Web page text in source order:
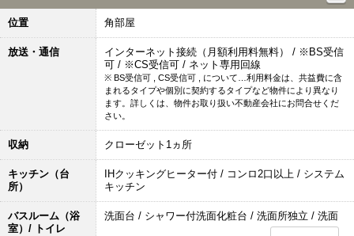
位置 角部屋
放送・通信
インターネット接続（月額利用料無料） / ※BS受信
可 / ※CS受信可 / ネット専用回線
※ BS受信可 , CS受信可 , について…利用料金は、共益費に含
まれるタイプや個別に契約するタイプなど物件により異なり
ます。詳しくは、物件お取り扱い不動産会社にお問合せくだ
さい。
収納 クローゼット1ヵ所
キッチン（台
所）
IHクッキングヒーター付 / コンロ2口以上 / システム
キッチン
バスルーム（浴
室）/ トイレ
洗面台 / シャワー付洗面化粧台 / 洗面所独立 / 洗面